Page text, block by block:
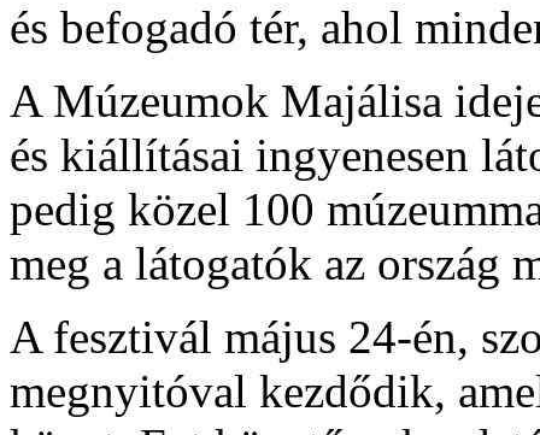
és befogadó tér, ahol
A Múzeumok Majálisa
és kiállításai ingyenesen
pedig közel 100
meg a látogatók az ország
A fesztivál május 24-én,
megnyitóval kezdődik,